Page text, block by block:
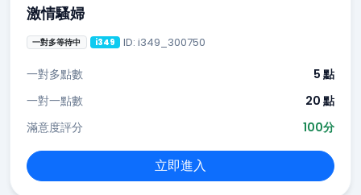
激情騷婦
一對多等待中 i349 ID: i349_300750
一對多點數
5 點
一對一點數
20 點
滿意度評分
100分
立即進入